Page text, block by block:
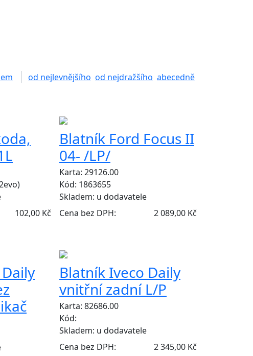
od nejlevnějšího od nejdražšího abecedně
102,00 Kč
Blatník Ford Focus II
04- /LP/
Karta: 29126.00
Kód: 1863655
Skladem: u dodavatele
Cena bez DPH:
2 089,00 Kč
Blatník Iveco Daily
vnitřní zadní L/P
Karta: 82686.00
Kód:
Skladem: u dodavatele
Cena bez DPH:
2 345,00 Kč